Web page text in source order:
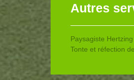
Autres
Paysagiste Hertzing
Tonte et réfection